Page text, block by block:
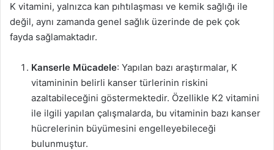
K vitamini, yalnızca kan pıhtılaşması ve kemik sağlığı ile
değil, aynı zamanda genel sağlık üzerinde de pek çok
fayda sağlamaktadır.
Kanserle Mücadele: Yapılan bazı araştırmalar, K
vitamininin belirli kanser türlerinin riskini
azaltabileceğini göstermektedir. Özellikle K2 vitamini
ile ilgili yapılan çalışmalarda, bu vitaminin bazı kanser
hücrelerinin büyümesini engelleyebileceği
bulunmuştur.